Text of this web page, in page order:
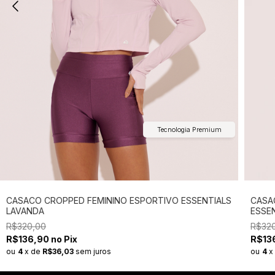
Tecnologia Premium
CASACO CROPPED FEMININO ESPORTIVO ESSENTIALS
LAVANDA
R$320,00
R$136,90 no Pix
ou 4 x de R$36,03 sem juros ou 4 x